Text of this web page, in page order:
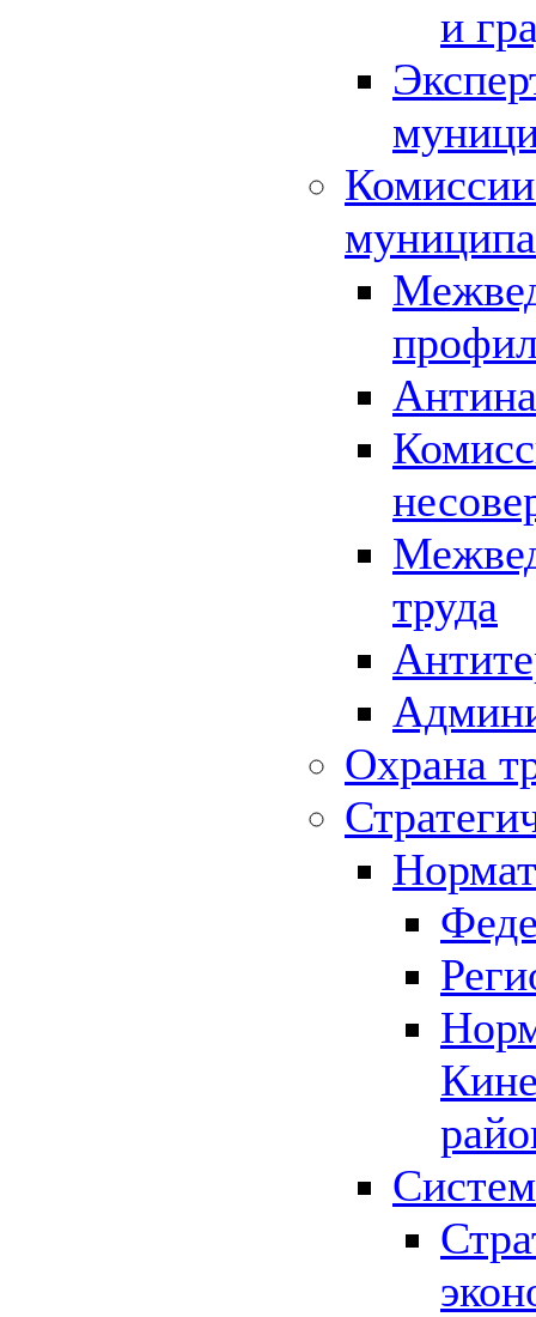
и
труда
Охрана